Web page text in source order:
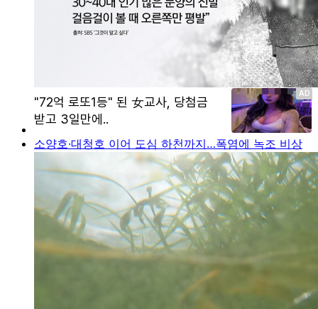
소양호·대청호 이어 도심 하천까지…폭염에 녹조 비상